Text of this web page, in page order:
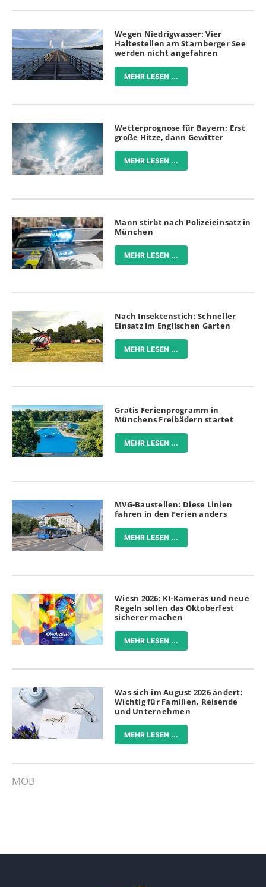
Wegen Niedrigwasser: Vier
Haltestellen am Starnberger See
werden nicht angefahren
MEHR LESEN ...
Wetterprognose für Bayern: Erst
große Hitze, dann Gewitter
MEHR LESEN ...
Mann stirbt nach Polizeieinsatz in
München
MEHR LESEN ...
Nach Insektenstich: Schneller
Einsatz im Englischen Garten
MEHR LESEN ...
Gratis Ferienprogramm in
Münchens Freibädern startet
MEHR LESEN ...
MVG-Baustellen: Diese Linien
fahren in den Ferien anders
MEHR LESEN ...
Wiesn 2026: KI-Kameras und neue
Regeln sollen das Oktoberfest
sicherer machen
MEHR LESEN ...
Was sich im August 2026 ändert:
Wichtig für Familien, Reisende
und Unternehmen
MEHR LESEN ...
MOB